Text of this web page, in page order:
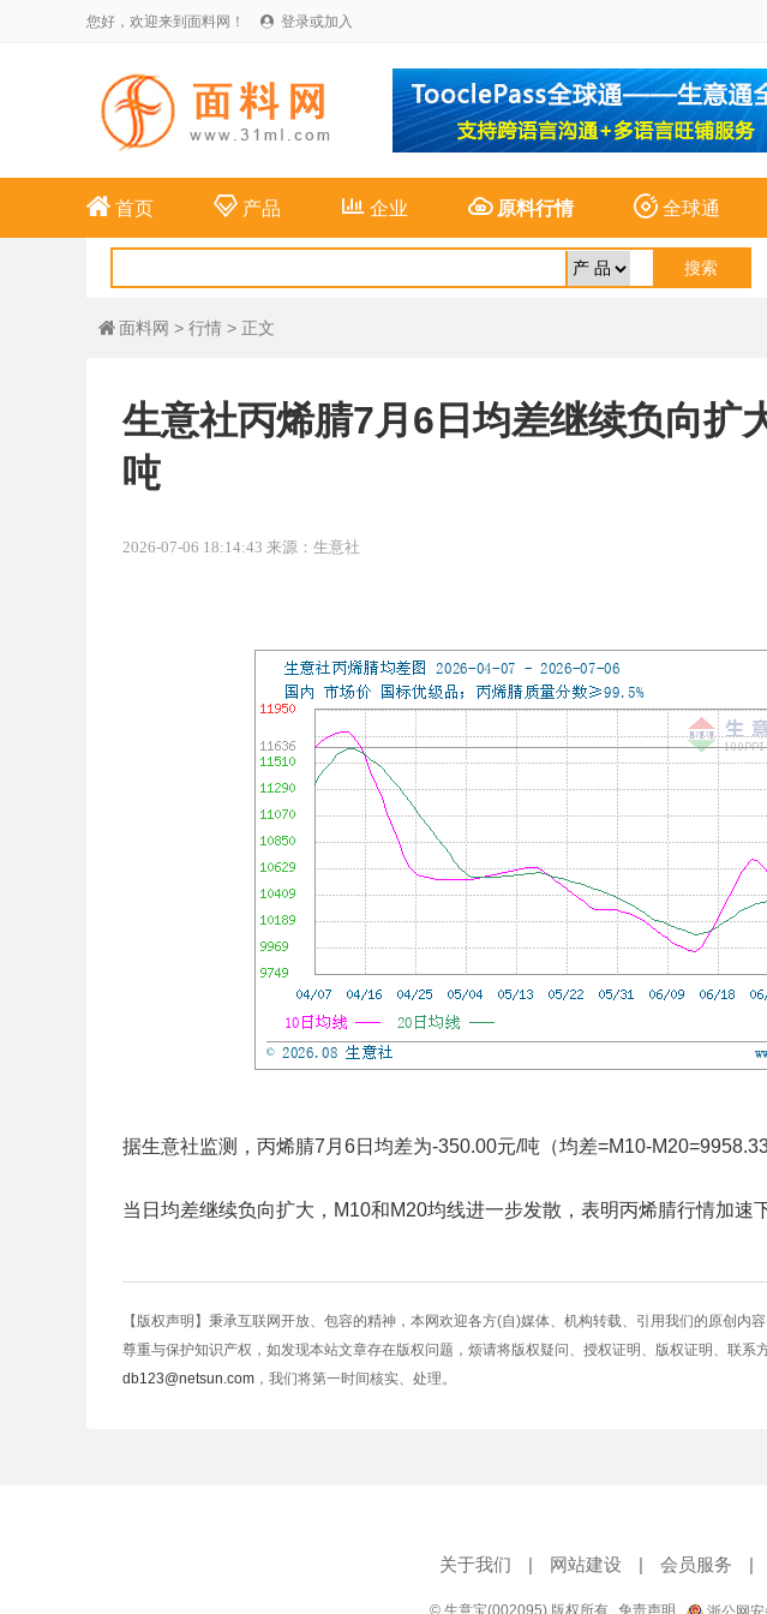
您好，欢迎来到面料网！  登录或加入
 首页 产品 企业 原料行情 全球通
 面料网 > 行情 > 正文
生意社丙烯腈7月6日均差继续负向扩
吨
2026-07-06 18:14:43 来源：生意社
据生意社监测，丙烯腈7月6日均差为-350.00元/吨（均差=M10-
当日均差继续负向扩大，M10和M20均线进一步发散，表明丙烯腈行情加速
【版权声明】秉承互联网开放、包容的精神，本网欢迎各方(自)媒体、机构转载、引用我们的原创内
尊重与保护知识产权，如发现本站文章存在版权问题，烦请将版权疑问、授权证明、版权证明、联系
db123@netsun.com ，我们将第一时间核实、处理。
关于我们 | 网站建设 | 会员服务 |
© 生意宝(002095) 版权所有 免责声明